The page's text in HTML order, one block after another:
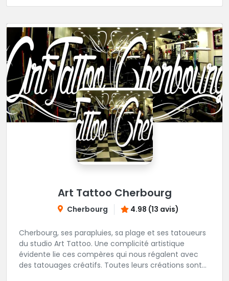
Art Tattoo Cherbourg
Cherbourg 4.98 (13 avis)
Cherbourg, ses parapluies, sa plage et ses tatoueurs
du studio Art Tattoo. Une complicité artistique
évidente lie ces compères qui nous régalent avec
des tatouages créatifs. Toutes leurs créations sont